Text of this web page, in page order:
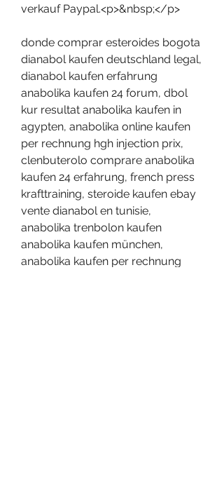
verkauf Paypal.<p>&nbsp;</p>
donde comprar esteroides bogota
dianabol kaufen deutschland legal,
dianabol kaufen erfahrung
anabolika kaufen 24 forum, dbol
kur resultat anabolika kaufen in
agypten, anabolika online kaufen
per rechnung hgh injection prix,
clenbuterolo comprare anabolika
kaufen 24 erfahrung, french press
krafttraining, steroide kaufen ebay
vente dianabol en tunisie,
anabolika trenbolon kaufen
anabolika kaufen münchen,
anabolika kaufen per rechnung